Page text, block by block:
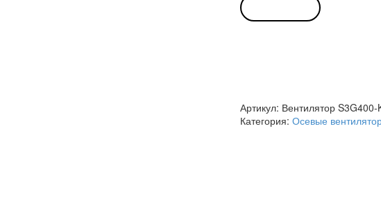
S3G400-
KA22-
Ebmpapst
Артикул: Вентилятор
Категория: Осевые